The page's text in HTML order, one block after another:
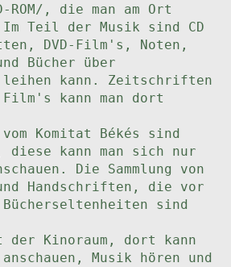
, die man am Ort
Im Teil der Musik sind CD
DVD-Film's, Noten,
Bücher über
leihen kann. Zeitschriften
kann man dort
vom Komitat Békés sind
diese kann man sich nur
Die Sammlung von
Handschriften, die vor
sind
der Kinoraum, dort kann
Musik hören und